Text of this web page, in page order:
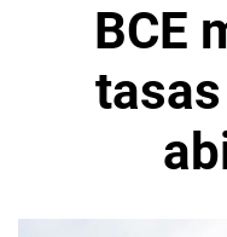
BCE